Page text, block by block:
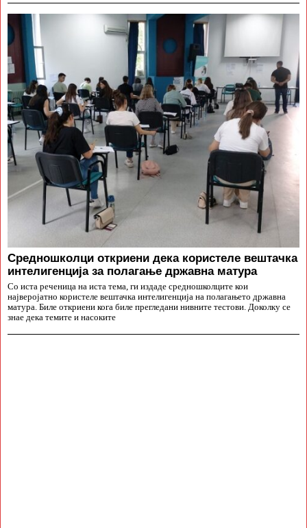
Средношколци откриени дека користеле вештачка
интелигенција за полагање државна матура
Со иста реченица на иста тема, ги издаде средношколците кои
најверојатно користеле вештачка интелигенција на полагањето државна
матура. Биле откриени кога биле прегледани нивните тестови. Доколку се
знае дека темите и насоките